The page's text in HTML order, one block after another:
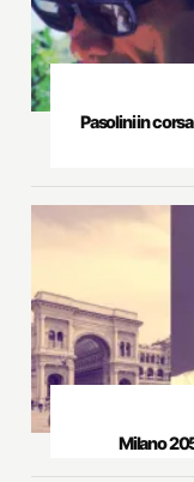
Pasolini in
Milano